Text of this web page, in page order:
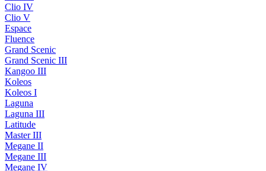
Clio IV
Clio V
Espace
Fluence
Grand Scenic
Grand Scenic III
Kangoo III
Koleos
Koleos I
Laguna
Laguna III
Latitude
Master III
Megane II
Megane III
Megane IV